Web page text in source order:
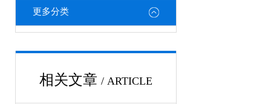
更多分类
相关文章 / ARTICLE